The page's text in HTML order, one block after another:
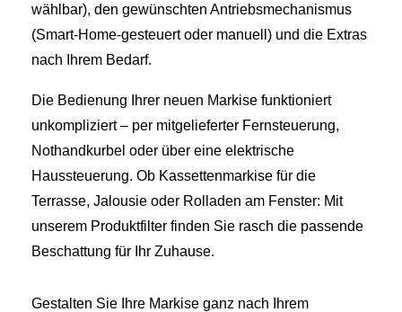
wählbar), den gewünschten Antriebsmechanismus
(Smart-Home-gesteuert oder manuell) und die Extras
nach Ihrem Bedarf.
Die Bedienung Ihrer neuen Markise funktioniert
unkompliziert – per mitgelieferter Fernsteuerung,
Nothandkurbel oder über eine elektrische
Haussteuerung. Ob Kassettenmarkise für die
Terrasse, Jalousie oder Rolladen am Fenster: Mit
unserem Produktfilter finden Sie rasch die passende
Beschattung für Ihr Zuhause.
Gestalten Sie Ihre Markise ganz nach Ihrem